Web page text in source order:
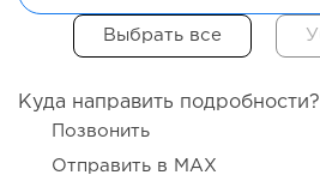
Куда направить подробности?
Позвонить
Отправить в MAX